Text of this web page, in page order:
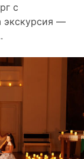
с
экскурсия —